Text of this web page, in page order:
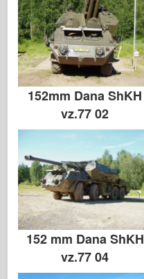
Contact
le Dagboek
De Kits
152mm Dana ShKH
vz.77 02
152 mm Dana ShKH
vz.77 04